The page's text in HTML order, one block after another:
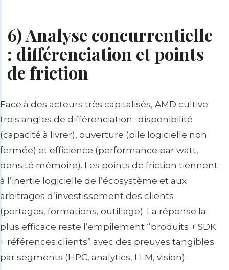
6) Analyse concurrentielle
: différenciation et points
de friction
Face à des acteurs très capitalisés, AMD cultive
trois angles de différenciation : disponibilité
(capacité à livrer), ouverture (pile logicielle non
fermée) et efficience (performance par watt,
densité mémoire). Les points de friction tiennent
à l’inertie logicielle de l’écosystème et aux
arbitrages d’investissement des clients
(portages, formations, outillage). La réponse la
plus efficace reste l’empilement “produits + SDK
+ références clients” avec des preuves tangibles
par segments (HPC, analytics, LLM, vision).